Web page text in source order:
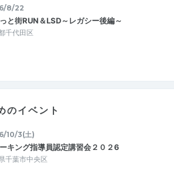
8/22
と街RUN＆LSD～レガシー後編～
千代田区
のイベント
10/3(土)
キング指導員認定講習会２０２6
千葉市中央区